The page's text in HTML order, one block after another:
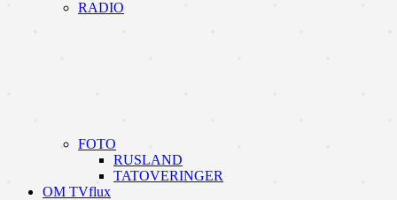
RADIO
FOTO
RUSLAND
TATOVERINGER
OM TVflux